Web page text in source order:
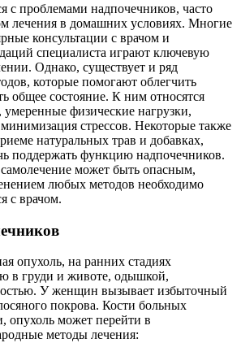
с проблемами надпочечников, часто
лечения в домашних условиях. Многие
консультации с врачом и
специалиста играют ключевую
Однако, существует и ряд
которые помогают облегчить
общее состояние. К ним относятся
физические нагрузки,
стрессов. Некоторые также
натуральных трав и добавках,
поддержать функцию надпочечников.
может быть опасным,
любых методов необходимо
с врачом.
опухоль, на ранних стадиях
в груди и животе, одышкой,
У женщин вызывает избыточный
покрова. Кости больных
опухоль может перейти в
методы лечения: